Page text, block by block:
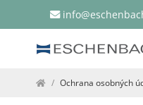
Ochrana osobných